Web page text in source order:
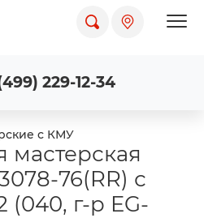
229-12-34
с КМУ
76(RR) с
г-р EG-